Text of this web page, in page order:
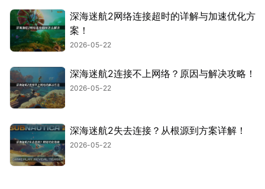
深海迷航2网络连接超时的详解与加速优化方
案！
2026-05-22
深海迷航2连接不上网络？原因与解决攻略！
2026-05-22
深海迷航2失去连接？从根源到方案详解！
2026-05-22